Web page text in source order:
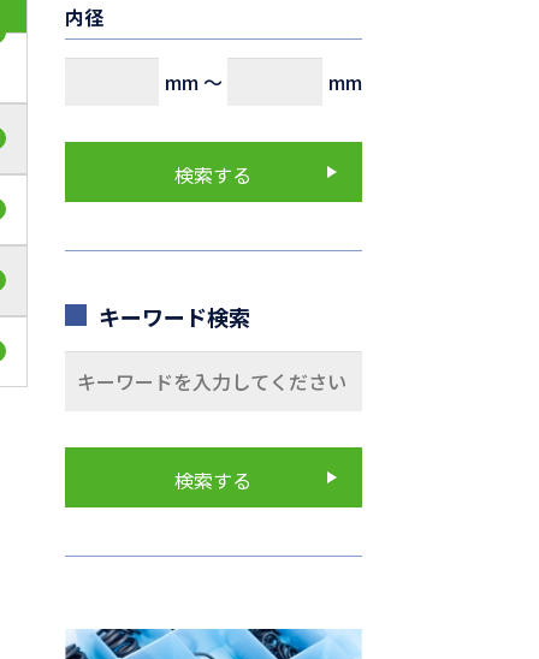
内径
mm～ mm
キーワード検索